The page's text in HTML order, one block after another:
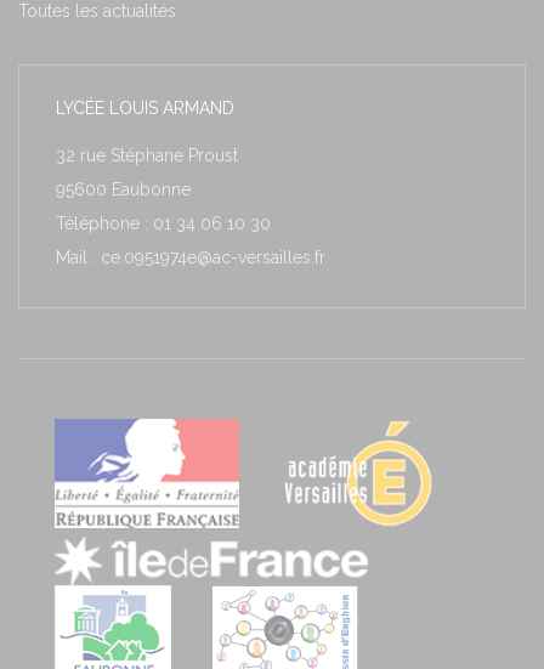
Toutes les actualités
LYCÉE LOUIS ARMAND
32 rue Stéphane Proust
95600 Eaubonne
Téléphone : 01 34 06 10 30
Mail : ce.0951974e@ac-versailles.fr